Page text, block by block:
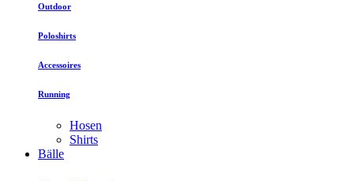
Outdoor
Poloshirts
Accessoires
Running
Hosen
Shirts
Bälle